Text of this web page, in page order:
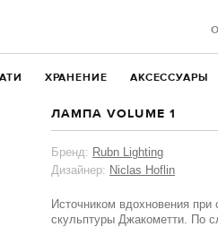
ХРАНЕНИЕ АКСЕССУАРЫ
ЛАМПА VOLUME 1
Бренд: Rubn Lighting
Дизайнер: Niclas Hoflin
Источником вдохновения
скульптуры Джакометти. По